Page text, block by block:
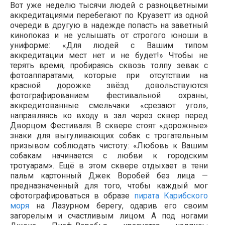
Вот уже неделю тысячи людей с разноцветными
аккредитациями перебегают по Круазетт из одной
очереди в другую в надежде попасть на заветный
кинопоказ и не услышать от строгого юноши в
униформе: «Для людей с Вашим типом
аккредитации мест нет и не будет!» Чтобы не
терять время, пробираясь сквозь толпу зевак с
фотоаппаратами, которые при отсутствии на
красной дорожке звёзд довольствуются
фотографированием фестивальной охраны,
аккредитованные смельчаки «срезают угол»,
направляясь ко входу в зал через сквер перед
Дворцом Фестиваля. В сквере стоят «дорожные»
знаки для выгуливающих собак с трогательным
призывом соблюдать чистоту: «Любовь к Вашим
собакам начинается с любви к городским
тротуарам». Ещё в этом сквере отдыхает в тени
пальм картонный Джек Воробей без лица —
предназначенный для того, чтобы каждый мог
сфотографироваться в образе пирата Карибского
моря на Лазурном берегу, одарив его своим
загорелым и счастливым лицом. А под ногами